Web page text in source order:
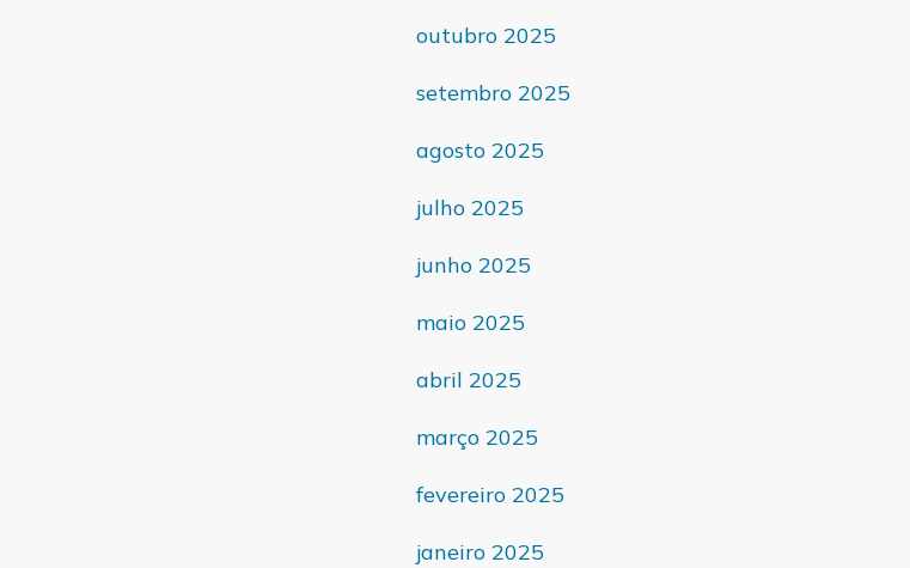
outubro 2025
setembro 2025
agosto 2025
julho 2025
junho 2025
maio 2025
abril 2025
março 2025
fevereiro 2025
janeiro 2025